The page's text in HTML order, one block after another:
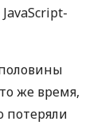
же время,
потеряли